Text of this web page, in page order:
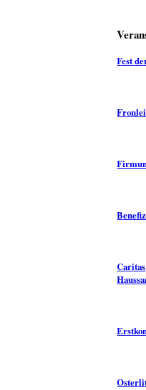
Fest
Caritas